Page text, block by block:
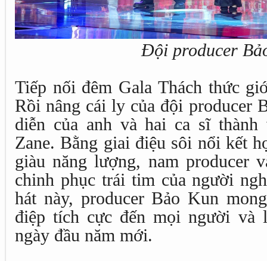
Đội producer
Tiếp nối đêm Gala Thách thức
Rồi nâng cái ly của đội producer
diễn của anh và hai ca sĩ
Zane. Bằng giai điệu sôi nổi kết
giàu năng lượng, nam producer
chinh phục trái tim của người
hát này, producer Bảo Kun
điệp tích cực đến mọi người và
ngày đầu năm mới.